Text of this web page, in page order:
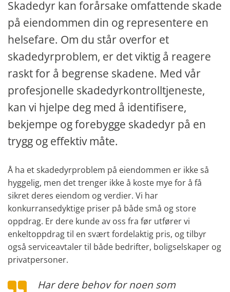
Skadedyr kan forårsake omfattende skade
på eiendommen din og representere en
helsefare. Om du står overfor et
skadedyrproblem, er det viktig å reagere
raskt for å begrense skadene. Med vår
profesjonelle skadedyrkontrolltjeneste,
kan vi hjelpe deg med å identifisere,
bekjempe og forebygge skadedyr på en
trygg og effektiv måte.
Å ha et skadedyrproblem på eiendommen er ikke så
hyggelig, men det trenger ikke å koste mye for å få
sikret deres eiendom og verdier. Vi har
konkurransedyktige priser på både små og store
oppdrag. Er dere kunde av oss fra før utfører vi
enkeltoppdrag til en svært fordelaktig pris, og tilbyr
også serviceavtaler til både bedrifter, boligselskaper og
privatpersoner.
Har dere behov for noen som